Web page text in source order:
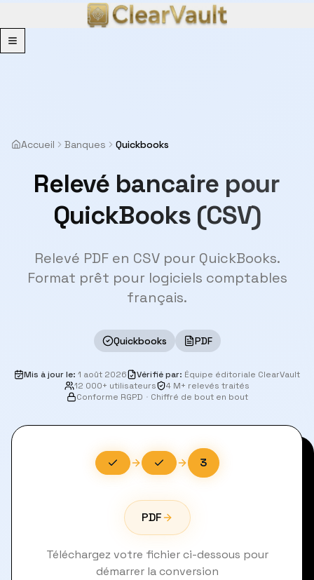
Menu
Accueil Banques Quickbooks
Relevé bancaire pour
QuickBooks (CSV)
Relevé PDF en CSV pour QuickBooks.
Format prêt pour logiciels comptables
français.
Quickbooks PDF
Mis à jour le: 1 août 2026 Vérifié par: Équipe éditoriale ClearVault
12 000+ utilisateurs
4 M+ relevés traités
Conforme RGPD · Chiffré de bout en bout
3
PDF
Téléchargez votre fichier ci-dessous pour
démarrer la conversion